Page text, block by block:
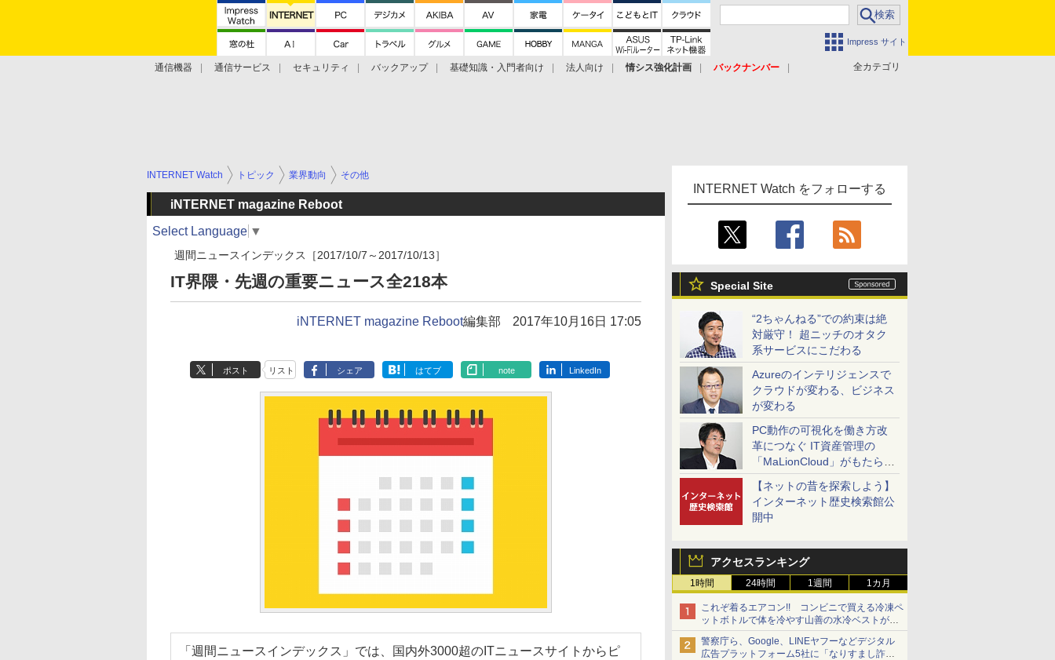
Impress サイト
全カテゴリ
通信機器 通信サービス セキュリティ バックアップ 基礎知識・入門者向け 法人向け 情シス強化計画
バックナンバー
INTERNET Watch をフォローする
Special Site
“2ちゃんねる”での約束は絶
対厳守！ 超ニッチのオタク
系サービスにこだわる
Azureのインテリジェンスで
クラウドが変わる、ビジネス
が変わる
PC動作の可視化を働き方改
革につなぐ IT資産管理の
「MaLionCloud」がもたらす
変革
【ネットの昔を探索しよう】
インターネット歴史検索館公
開中
アクセスランキング
1時間 24時間 1週間 1カ月
これぞ着るエアコン!! コンビニで買える冷凍ペ
ットボトルで体を冷やす山善の水冷ベストがロ
ードバイクにちょうどいい【ぼっち・ざ・ろー
ど！その14】【空いた時間でなにしてる？】
警察庁ら、Google、LINEヤフーなどデジタル
広告プラットフォーム5社に「なりすまし詐欺
INTERNET Watch トピック 業界動向 その他
iNTERNET magazine Reboot
Select Language ▼
週間ニュースインデックス［2017/10/7～2017/10/13］
IT界隈・先週の重要ニュース全218本
iNTERNET magazine Reboot編集部 2017年10月16日 17:05
ポスト リスト シェア はてブ note LinkedIn
「週間ニュースインデックス」では、国内外3000超のITニュースサイトからピ